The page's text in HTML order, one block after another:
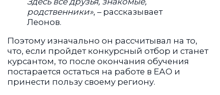
родственники», – рассказывает
Леонов.
Поэтому изначально он рассчитывал на то,
что, если пройдет конкурсный отбор и станет
курсантом, то после окончания обучения
постарается остаться на работе в ЕАО и
принести пользу своему региону.